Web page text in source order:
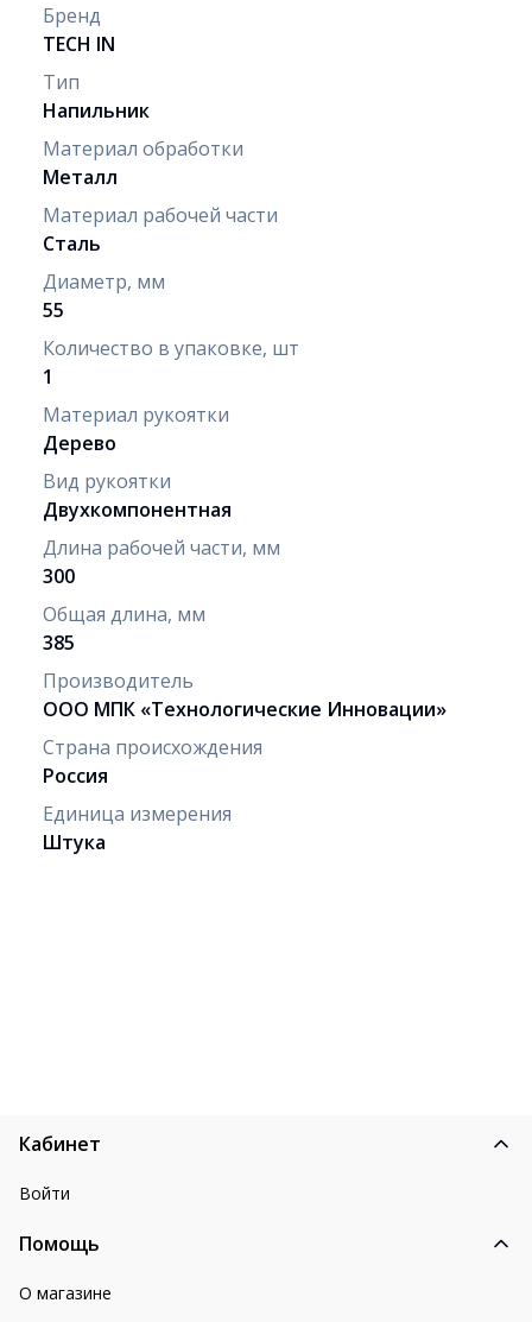
Бренд
TECH IN
Тип
Напильник
Материал обработки
Металл
Материал рабочей части
Сталь
Диаметр, мм
55
Количество в упаковке, шт
1
Материал рукоятки
Дерево
Вид рукоятки
Двух­ком­по­нент­ная
Длина рабочей части, мм
300
Общая длина, мм
385
Производитель
ООО МПК «Технологические Инновации»
Страна происхождения
Россия
Единица измерения
Штука
Кабинет
Войти
Помощь
О магазине